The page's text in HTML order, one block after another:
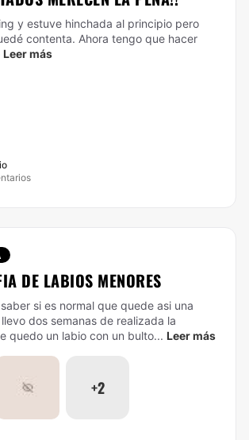
y estuve hinchada al principio pero
contenta. Ahora tengo que hacer
Leer más
DE LABIOS MENORES
si es normal que quede asi una
dos semanas de realizada la
quedo un labio con un bulto... Leer más
+2